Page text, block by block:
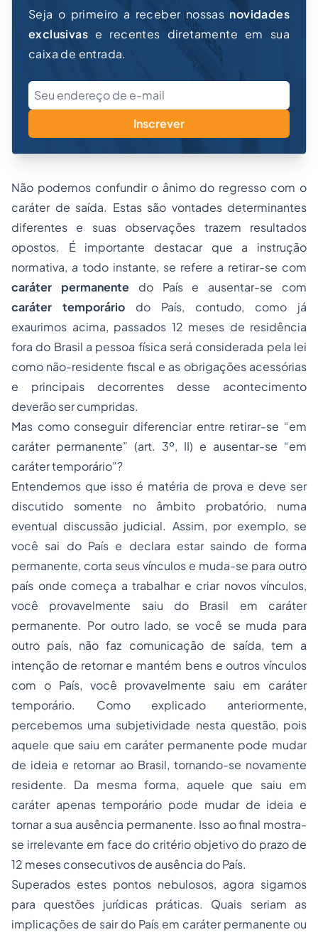
Seja o primeiro a receber nossas novidades
exclusivas e recentes diretamente em sua
caixa de entrada.
Inscrever
Não podemos confundir o ânimo do regresso com o
caráter de saída. Estas são vontades determinantes
diferentes e suas observações trazem resultados
opostos. É importante destacar que a instrução
normativa, a todo instante, se refere a retirar-se com
caráter permanentedo País e ausentar-se com
caráter temporário do País, contudo, como já
exaurimos acima, passados 12 meses de residência
fora do Brasil a pessoa física será considerada pela lei
como não-residente fiscal e as obrigações acessórias
e principais decorrentes desse acontecimento
deverão ser cumpridas.
Mas como conseguir diferenciar entre retirar-se “em
caráter permanente” (art. 3º, II) e ausentar-se “em
caráter temporário”?
Entendemos que isso é matéria de prova e deve ser
discutido somente no âmbito probatório, numa
eventual discussão judicial. Assim, por exemplo, se
você sai do País e declara estar saindo de forma
permanente, corta seus vínculos e muda-se para outro
país onde começa a trabalhar e criar novos vínculos,
você provavelmente saiu do Brasil em caráter
permanente. Por outro lado, se você se muda para
outro país, não faz comunicação de saída, tem a
intenção de retornar e mantém bens e outros vínculos
com o País, você provavelmente saiu em caráter
temporário. Como explicado anteriormente,
percebemos uma subjetividade nesta questão, pois
aquele que saiu em caráter permanente pode mudar
de ideia e retornar ao Brasil, tornando-se novamente
residente. Da mesma forma, aquele que saiu em
caráter apenas temporário pode mudar de ideia e
tornar a sua ausência permanente. Isso ao final mostra-
se irrelevante em face do critério objetivo do prazo de
12 meses consecutivos de ausência do País.
Superados estes pontos nebulosos, agora sigamos
para questões jurídicas práticas. Quais seriam as
implicações de sair do País em caráter permanente ou